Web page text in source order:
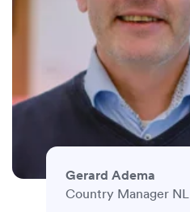
Gerard Adema
Country Manager NL